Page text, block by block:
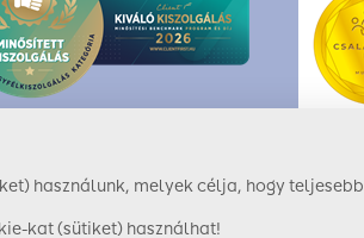
használunk, melyek célja, hogy
kat (sütiket) használhat!